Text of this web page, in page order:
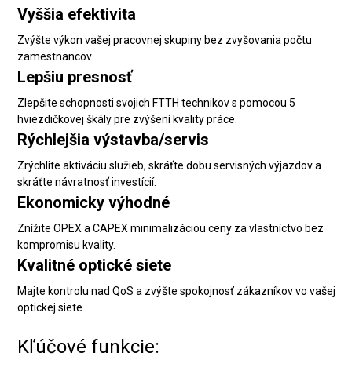
Vyššia efektivita
Zvýšte výkon vašej pracovnej skupiny bez zvyšovania počtu
zamestnancov.
Lepšiu presnosť
Zlepšite schopnosti svojich FTTH technikov s pomocou 5
hviezdičkovej škály pre zvýšení kvality práce.
Rýchlejšia výstavba/servis
Zrýchlite aktiváciu služieb, skráťte dobu servisných výjazdov a
skráťte návratnosť investícií.
Ekonomicky výhodné
Znížite OPEX a CAPEX minimalizáciou ceny za vlastníctvo bez
kompromisu kvality.
Kvalitné optické siete
Majte kontrolu nad QoS a zvýšte spokojnosť zákazníkov vo vašej
optickej siete.
Kľúčové funkcie: